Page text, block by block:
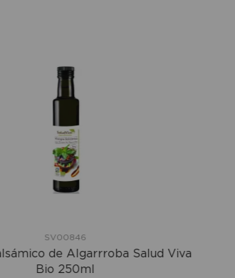
SV00846
de Algarrroba Salud Viva
Bio 250ml